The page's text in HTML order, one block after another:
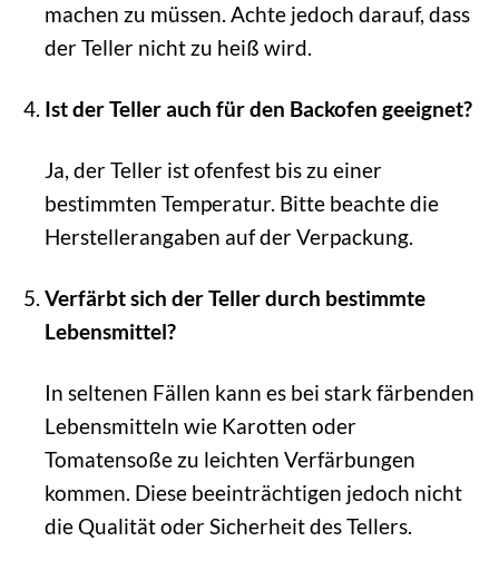
machen zu müssen. Achte jedoch darauf, dass
der Teller nicht zu heiß wird.
Ist der Teller auch für den Backofen geeignet?
Ja, der Teller ist ofenfest bis zu einer
bestimmten Temperatur. Bitte beachte die
Herstellerangaben auf der Verpackung.
Verfärbt sich der Teller durch bestimmte
Lebensmittel?
In seltenen Fällen kann es bei stark färbenden
Lebensmitteln wie Karotten oder
Tomatensoße zu leichten Verfärbungen
kommen. Diese beeinträchtigen jedoch nicht
die Qualität oder Sicherheit des Tellers.